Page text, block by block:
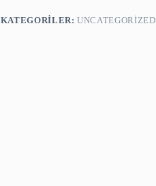
KATEGORILER:UNCATEGORIZED